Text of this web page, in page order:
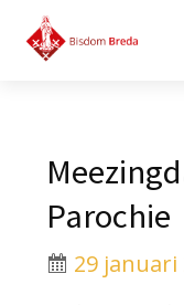
Parochie
29 januari